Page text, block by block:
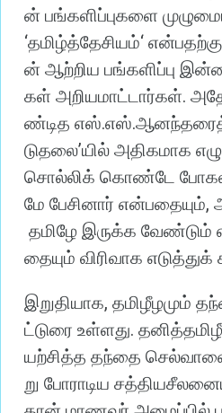
ன் பங்களிப்புகளை
‘தமிழ்த்தேசியம்‘ என்பதற்கு
ன் ஆற்றிய பங்களிப்பு
கள் அறியமாட்டார்கள்.
ண்டித எஸ்.எஸ்.
டுதலை’யில் அதிகமாக
சொல்லிக் கொண்டே
மே பேசினார் என்பதையும்,
தமிழே இருக்க வேண்டும்
தையும் விரிவாக எடுத்துக்
இறுதியாக, தமிழீழமும்
ட்டுரை உள்ளது.
யற்சித்த தந்தை
று போராடிய